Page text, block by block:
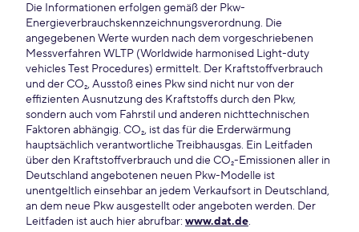
Die Informationen erfolgen gemäß der Pkw-
Energieverbrauchskennzeichnungsverordnung. Die
angegebenen Werte wurden nach dem vorgeschriebenen
Messverfahren WLTP (Worldwide harmonised Light-duty
vehicles Test Procedures) ermittelt. Der Kraftstoffverbrauch
und der CO₂, Ausstoß eines Pkw sind nicht nur von der
effizienten Ausnutzung des Kraftstoffs durch den Pkw,
sondern auch vom Fahrstil und anderen nichttechnischen
Faktoren abhängig. CO₂, ist das für die Erderwärmung
hauptsächlich verantwortliche Treibhausgas. Ein Leitfaden
über den Kraftstoffverbrauch und die CO₂-Emissionen aller in
Deutschland angebotenen neuen Pkw-Modelle ist
unentgeltlich einsehbar an jedem Verkaufsort in Deutschland,
an dem neue Pkw ausgestellt oder angeboten werden. Der
Leitfaden ist auch hier abrufbar: www.dat.de.